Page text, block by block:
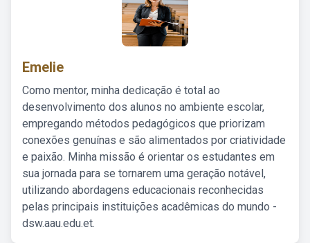
Emelie
Como mentor, minha dedicação é total ao
desenvolvimento dos alunos no ambiente escolar,
empregando métodos pedagógicos que priorizam
conexões genuínas e são alimentados por criatividade
e paixão. Minha missão é orientar os estudantes em
sua jornada para se tornarem uma geração notável,
utilizando abordagens educacionais reconhecidas
pelas principais instituições acadêmicas do mundo -
dsw.aau.edu.et.